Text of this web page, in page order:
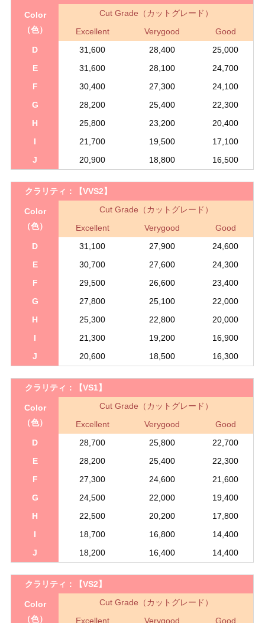
Color
（色）
Cut Grade（カットグレード）
Excellent
Verygood
Good
D
31,600 28,400
25,000
E
31,600 28,100
24,700
F
30,400 27,300
24,100
G
28,200 25,400
22,300
H
25,800 23,200
20,400
I
21,700 19,500
17,100
J
20,900 18,800 16,500
クラリティ： 【VVS2】
Color
（色）
Cut Grade（カットグレード）
Excellent
Verygood
Good
D
31,100 27,900
24,600
E
30,700 27,600
24,300
F
29,500 26,600
23,400
G
27,800 25,100
22,000
H
25,300 22,800
20,000
I
21,300 19,200
16,900
J
20,600 18,500 16,300
クラリティ： 【VS1】
Color
（色）
Cut Grade（カットグレード）
Excellent
Verygood
Good
D
28,700 25,800
22,700
E
28,200 25,400
22,300
F
27,300 24,600
21,600
G
24,500 22,000
19,400
H
22,500 20,200
17,800
I
18,700 16,800
14,400
J
18,200 16,400 14,400
クラリティ： 【VS2】
Color
（色）
Cut Grade（カットグレード）
Excellent
Verygood Good